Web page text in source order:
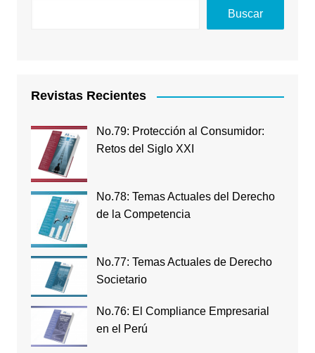
Buscar
Revistas Recientes
No.79: Protección al Consumidor:
Retos del Siglo XXI
No.78: Temas Actuales del Derecho
de la Competencia
No.77: Temas Actuales de Derecho
Societario
No.76: El Compliance Empresarial
en el Perú